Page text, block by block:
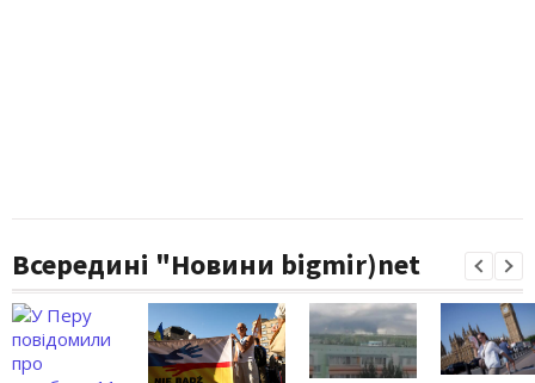
Всередині "Новини bigmir)net